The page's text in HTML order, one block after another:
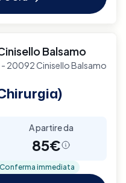
Balsamo
- 20092 Cinisello Balsamo
A partire da
85€
Conferma immediata